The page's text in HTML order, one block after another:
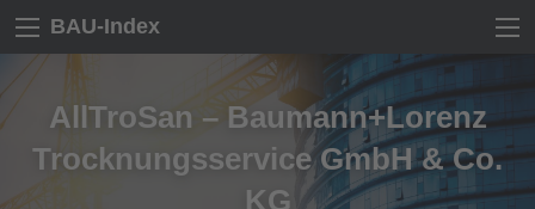
BAU-Index
AllTroSan – Baumann+Lorenz
Trocknungsservice GmbH & Co.
KG